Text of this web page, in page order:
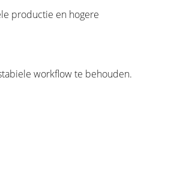
productie en hogere
workflow te behouden.